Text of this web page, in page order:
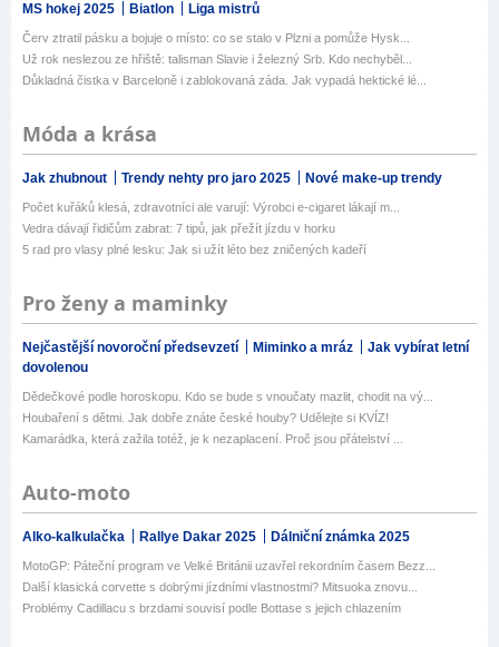
MS hokej 2025 Biatlon Liga mistrů
Červ ztratil pásku a bojuje o místo: co se stalo v Plzni a pomůže Hysk...
Už rok neslezou ze hřiště: talisman Slavie i železný Srb. Kdo nechyběl...
Důkladná čistka v Barceloně i zablokovaná záda. Jak vypadá hektické lé...
Móda a krása
Jak zhubnout Trendy nehty pro jaro 2025 Nové make-up trendy
Počet kuřáků klesá, zdravotníci ale varují: Výrobci e-cigaret lákají m...
Vedra dávají řidičům zabrat: 7 tipů, jak přežít jízdu v horku
5 rad pro vlasy plné lesku: Jak si užít léto bez zničených kadeří
Pro ženy a maminky
Nejčastější novoroční předsevzetí Miminko a mráz
Jak vybírat letní
dovolenou
Dědečkové podle horoskopu. Kdo se bude s vnoučaty mazlit, chodit na vý...
Houbaření s dětmi. Jak dobře znáte české houby? Udělejte si KVÍZ!
Kamarádka, která zažila totéž, je k nezaplacení. Proč jsou přátelství ...
Auto-moto
Alko-kalkulačka Rallye Dakar 2025 Dálniční známka 2025
MotoGP: Páteční program ve Velké Británii uzavřel rekordním časem Bezz...
Další klasická corvette s dobrými jízdními vlastnostmi? Mitsuoka znovu...
Problémy Cadillacu s brzdami souvisí podle Bottase s jejich chlazením